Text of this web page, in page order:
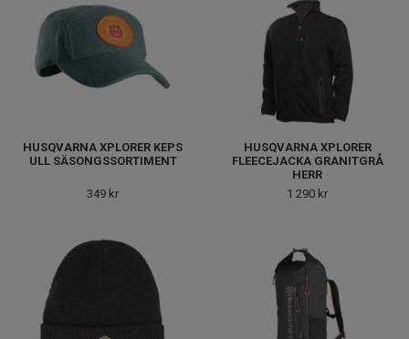
HUSQVARNA XPLORER KEPS
ULL SÄSONGSSORTIMENT
349 kr
HUSQVARNA XPLORER
FLEECEJACKA GRANITGRÅ
HERR
1 290 kr